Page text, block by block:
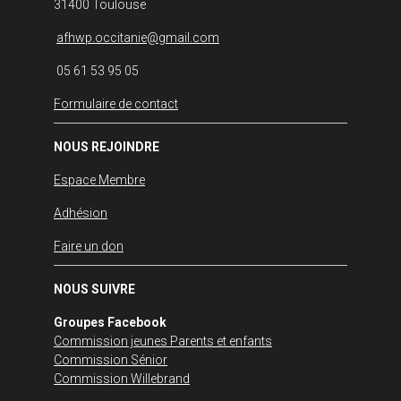
31400 Toulouse
afhwp.occitanie@gmail.com
05 61 53 95 05
Formulaire de contact
NOUS REJOINDRE
Espace Membre
Adhésion
Faire un don
NOUS SUIVRE
Groupes Facebook
Commission jeunes Parents et enfants
Commission Sénior
Commission Willebrand